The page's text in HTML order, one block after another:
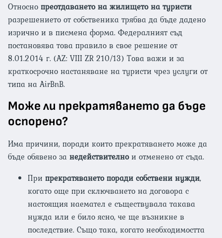
Относнопреотдаването на жилището на туристи
разрешението от собственика трябва да бъде дадено
изрично и в писмена форма. Федералният съд
постановява това правило в свое решение от
8.01.2014 г. (AZ: VIII ZR 210/13) Това важи и за
краткосрочно настаняване на туристи чрез услуги от
типа на AirBnB.
Може ли прекратяването да бъде
оспорено?
Има причини, поради които прекратяването може да
бъде обявено занедействителнои отменено от съда.
Припрекратяването поради собствени нужди,
когато още при сключването на договора с
настоящия наемател е съществувала такава
нужда или е било ясно, че ще възникне в
последствие. Също така, когато необходимостта